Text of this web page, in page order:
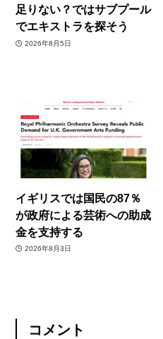
足りない？ではサブプール
でエキストラを探そう
2026年8月5日
イギリスでは国民の87％
が政府による芸術への助成
金を支持する
2026年8月3日
コメント